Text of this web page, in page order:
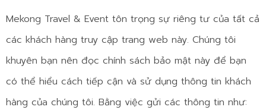
Mekong Travel & Event tôn trọng sự riêng tư của tất cả
các khách hàng truy cập trang web này. Chúng tôi
khuyên bạn nên đọc chính sách bảo mật này để bạn
có thể hiểu cách tiếp cận và sử dụng thông tin khách
hàng của chúng tôi. Bằng việc gửi các thông tin như: